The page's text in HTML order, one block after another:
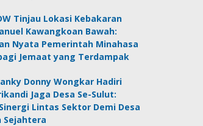
Tinjau Lokasi Kebakaran
Kawangkoan Bawah:
Nyata Pemerintah Minahasa
Jemaat yang Terdampak
Donny Wongkar Hadiri
Jaga Desa Se-Sulut:
Lintas Sektor Demi Desa
Sejahtera